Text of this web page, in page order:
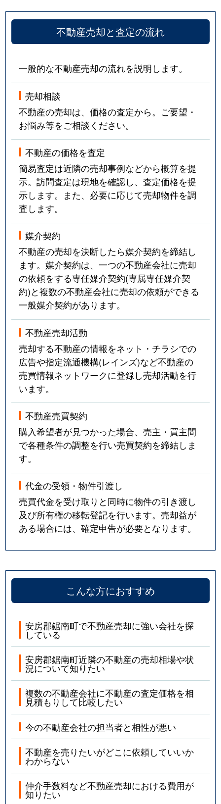
不動産売却と査定の流れ
一般的な不動産売却の流れを説明します。
売却相談
不動産の売却は、価格の査定から。ご要望・
お悩み等をご相談ください。
不動産の価格を査定
簡易査定は近隣の売却事例などから概算を提
示。訪問査定は現地を確認し、査定価格を提
示します。また、必要に応じて売却物件を調
査します。
媒介契約
不動産の売却を決断したら媒介契約を締結し
ます。媒介契約は、一つの不動産会社に売却
の依頼をする専任媒介契約(専属専任媒介契
約)と複数の不動産会社に売却の依頼ができる
一般媒介契約があります。
不動産売却活動
売却する不動産の情報をネット・チラシでの
広告や指定流通機構(レインズ)など不動産の
売買情報ネットワークに登録し売却活動を行
います。
不動産売買契約
購入希望者が見つかった場合、売主・買主間
で各種条件の調整を行い売買契約を締結しま
す。
代金の受領・物件引渡し
売買代金を受け取りと同時に物件の引き渡し
及び所有権の移転登記を行います。売却益が
ある場合には、確定申告が必要となります。
こんな方におすすめ
安房郡鋸南町で不動産売却に強い会社を探
している
安房郡鋸南町近隣の不動産の売却相場や状
況について知りたい
複数の不動産会社に不動産の査定価格を相
見積もりして比較したい
今の不動産会社の担当者と相性が悪い
不動産を売りたいがどこに依頼していいか
わからない
仲介手数料など不動産売却における費用が
知りたい